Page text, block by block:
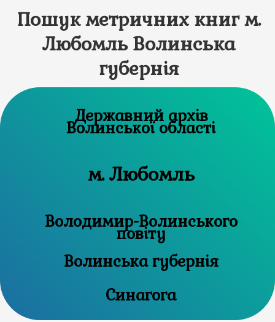
Пошук метричних книг м.
Любомль Волинська
губернія
Державний архів
Волинської області
м. Любомль
Володимир-Волинського
повіту
Волинська губернія
Синагога